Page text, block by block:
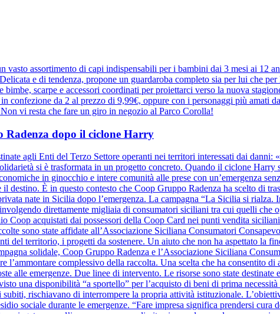
assortimento di capi indispensabili per i bambini dai 3 mesi ai 12
e di tendenza, propone un guardaroba completo sia per lui che
scarpe e accessori coordinati per proiettarci verso la nuova
confezione da 2 al prezzo di 9,99€, oppure con i personaggi più amati
vi resta che fare un giro in negozio al Parco Corolla!
Radenza dopo il ciclone Harry
agli Enti del Terzo Settore operanti nei territori interessati dai
si è trasformata in un progetto concreto. Quando il ciclone
in ginocchio e intere comunità alle prese con un’emergenza
È in questo contesto che Coop Gruppo Radenza ha scelto di
nate in Sicilia dopo l’emergenza. La campagna “La Sicilia si
direttamente migliaia di consumatori siciliani tra cui quelli
acquistati dai possessori della Coop Card nei punti vendita
sono state affidate all’Associazione Siciliana Consumatori
del territorio, i progetti da sostenere. Un aiuto che non ha aspettato la
solidale, Coop Gruppo Radenza e l’Associazione Siciliana
l’ammontare complessivo della raccolta. Una scelta che ha consentito
alle emergenze. Due linee di intervento. Le risorse sono state
una disponibilità “a sportello” per l’acquisto di beni di prima
rischiavano di interrompere la propria attività istituzionale.
sociale durante le emergenze. “Fare impresa significa prendersi